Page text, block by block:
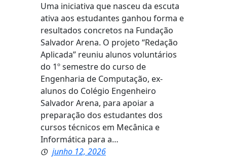
Uma iniciativa que nasceu da escuta
ativa aos estudantes ganhou forma e
resultados concretos na Fundação
Salvador Arena. O projeto “Redação
Aplicada” reuniu alunos voluntários
do 1º semestre do curso de
Engenharia de Computação, ex-
alunos do Colégio Engenheiro
Salvador Arena, para apoiar a
preparação dos estudantes dos
cursos técnicos em Mecânica e
Informática para a…
junho 12, 2026